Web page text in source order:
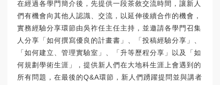
在經過各學門簡介後，先提供一段茶敘交流時間，讓新人
們有機會向其他人認識、交流，以延伸後續合作的機會，
實務經驗分享環節由吳祚任主任主持，並邀請各學門召集
人分享「如何撰寫優良的計畫書」、「投稿經驗分享」、
「如何建立、管理實驗室」、「升等歷程分享」以及「如
何規劃學術生涯」，提供新人們在大地科生涯上會遇到的
所有問題，在最後的Q&A環節，新人們踴躍提問並與講者